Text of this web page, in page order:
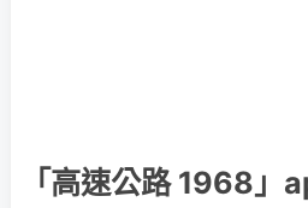
「高速公路 1968」